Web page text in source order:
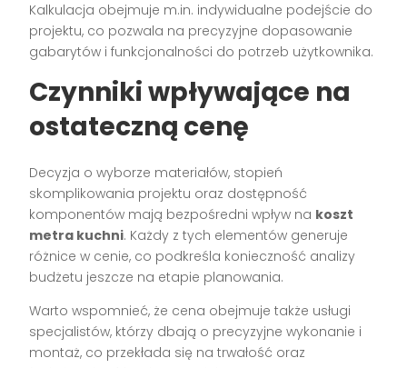
Kalkulacja obejmuje m.in. indywidualne podejście do
projektu, co pozwala na precyzyjne dopasowanie
gabarytów i funkcjonalności do potrzeb użytkownika.
Czynniki wpływające na
ostateczną cenę
Decyzja o wyborze materiałów, stopień
skomplikowania projektu oraz dostępność
komponentów mają bezpośredni wpływ na koszt
metra kuchni. Każdy z tych elementów generuje
różnice w cenie, co podkreśla konieczność analizy
budżetu jeszcze na etapie planowania.
Warto wspomnieć, że cena obejmuje także usługi
specjalistów, którzy dbają o precyzyjne wykonanie i
montaż, co przekłada się na trwałość oraz